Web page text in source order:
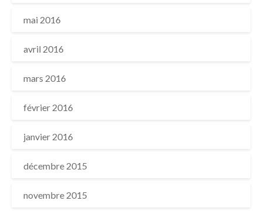
mai 2016
avril 2016
mars 2016
février 2016
janvier 2016
décembre 2015
novembre 2015